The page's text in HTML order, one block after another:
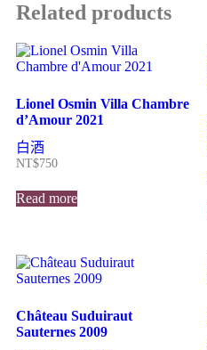
Related products
Lionel Osmin Villa Chambre
d’Amour 2021
白酒
NT$750
Read more
Château Suduiraut
Sauternes 2009